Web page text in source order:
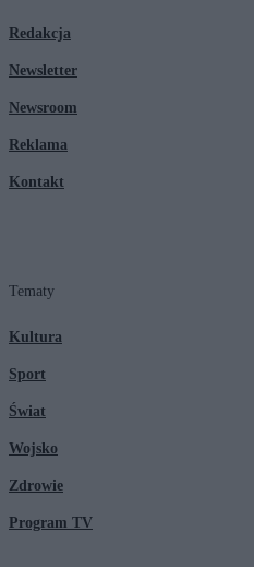
Redakcja
Newsletter
Newsroom
Reklama
Kontakt
Tematy
Kultura
Sport
Świat
Wojsko
Zdrowie
Program TV